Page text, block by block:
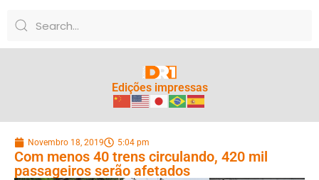
Edições impressas
Novembro 18, 2019 5:04 pm
Com menos 40 trens circulando, 420 mil
passageiros serão afetados